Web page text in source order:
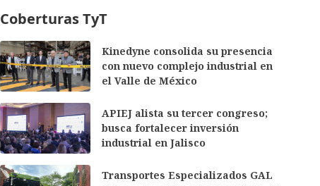
Coberturas TyT
Kinedyne consolida su presencia
con nuevo complejo industrial en
el Valle de México
APIEJ alista su tercer congreso;
busca fortalecer inversión
industrial en Jalisco
Transportes Especializados GAL